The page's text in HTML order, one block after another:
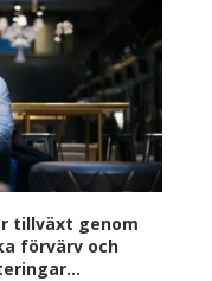
tillväxt genom
förvärv och